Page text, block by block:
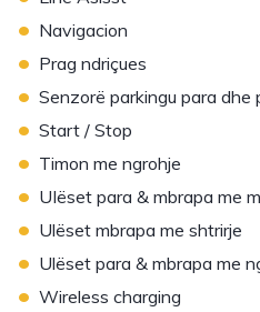
• Navigacion
• Prag ndriçues
• Senzorë parkingu para dhe
• Start / Stop
• Timon me ngrohje
• UIëset para & mbrapa me
• Ulëset mbrapa me shtrirje
• Ulëset para & mbrapa me
• Wireless charging